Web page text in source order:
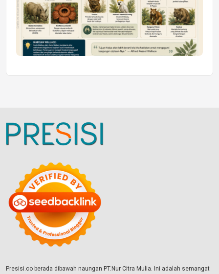
Presisi.co berada dibawah naungan PT.Nur Citra Mulia. Ini adalah semangat